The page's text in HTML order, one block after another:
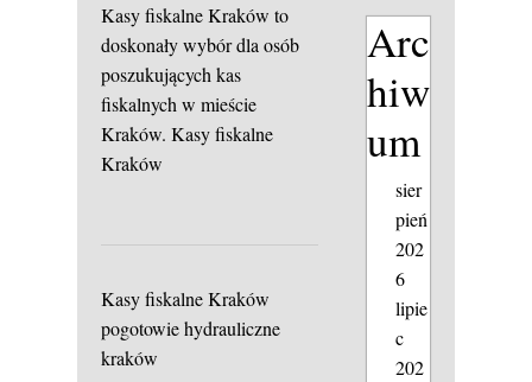
Kasy fiskalne Kraków to
doskonały wybór dla osób
poszukujących kas
fiskalnych w mieście
Kraków. Kasy fiskalne
Kraków
Kasy fiskalne Kraków
pogotowie hydrauliczne
kraków
Arc
hiw
um
sier
pień
202
6
lipie
c
202